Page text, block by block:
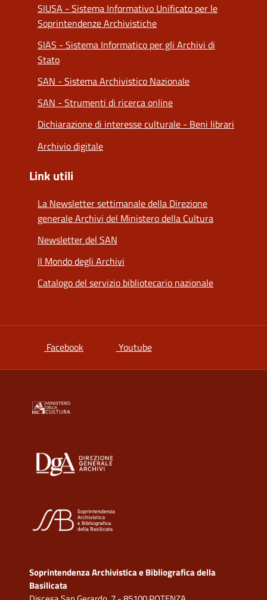
SIUSA - Sistema Informativo Unificato per le
Soprintendenze Archivistiche
SIAS - Sistema Informatico per gli Archivi di
Stato
SAN - Sistema Archivistico Nazionale
SAN - Strumenti di ricerca online
Dichiarazione di interesse culturale - Beni librari
Archivio digitale
Link utili
La Newsletter settimanale della Direzione
generale Archivi del Ministero della Cultura
Newsletter del SAN
Il Mondo degli Archivi
Catalogo del servizio bibliotecario nazionale
Facebook si apre in una nuova scheda
Youtubesi apre in una nuova scheda
Soprintendenza Archivistica e Bibliografica della
Basilicata